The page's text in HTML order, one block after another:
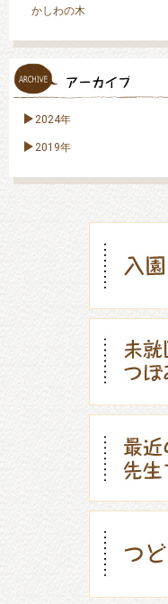
かしわの木
2024年
2019年